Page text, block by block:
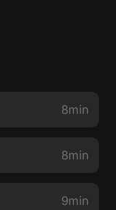
8min
8min
9min